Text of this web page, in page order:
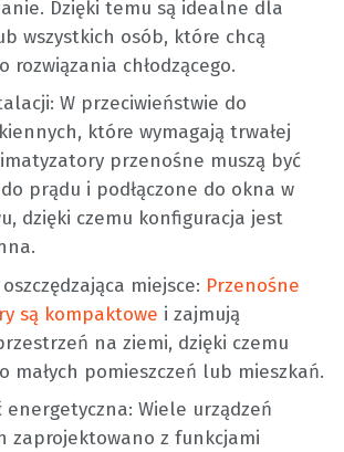
Dzięki temu są idealne dla
wszystkich osób, które chcą
rozwiązania chłodzącego.
W przeciwieństwie do
które wymagają trwałej
przenośne muszą być
prądu i podłączone do okna w
dzięki czemu konfiguracja jest
miejsce: Przenośne
są kompaktowe i zajmują
na ziemi, dzięki czemu
małych pomieszczeń lub mieszkań.
energetyczna: Wiele urządzeń
zaprojektowano z funkcjami